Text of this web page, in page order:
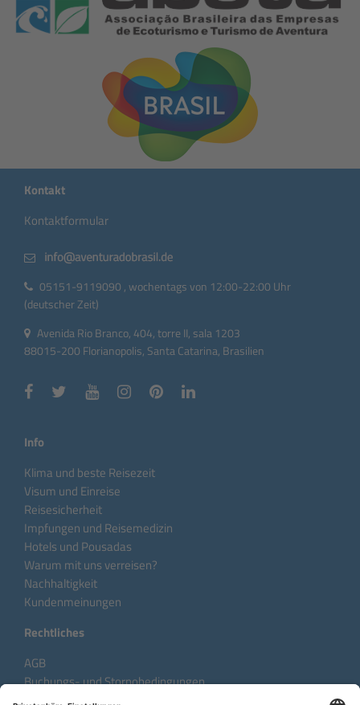
Kontakt
Kontaktformular
05151-9119090 , wochentags von 12:00-22:00 Uhr
(deutscher Zeit)
Avenida Rio Branco, 404, torre II, sala 1203
88015-200 Florianopolis, Santa Catarina, Brasilien
Info
Klima und beste Reisezeit
Visum und Einreise
Reisesicherheit
Impfungen und Reisemedizin
Hotels und Pousadas
Warum mit uns verreisen?
Nachhaltigkeit
Kundenmeinungen
Rechtliches
AGB
Buchungs- und Stornobedingungen
Datenschutzhinweise